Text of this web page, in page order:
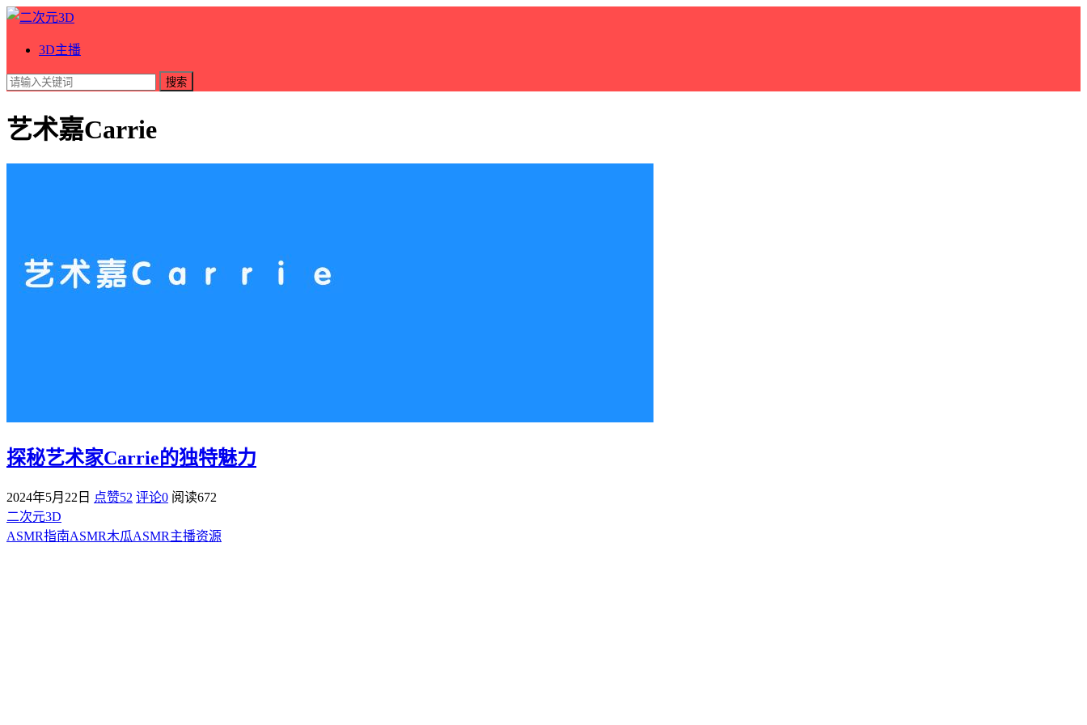
3D主播
搜索
艺术嘉Carrie
探秘艺术家Carrie的独特魅力
2024年5月22日 点赞52 评论0 阅读672
二次元3D
ASMR指南ASMR木瓜ASMR主播资源